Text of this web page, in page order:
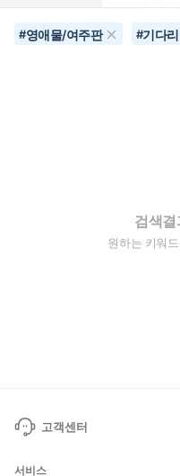
#영애물/여주판 #기다
검색결
원하는 키워
고객센터
서비스